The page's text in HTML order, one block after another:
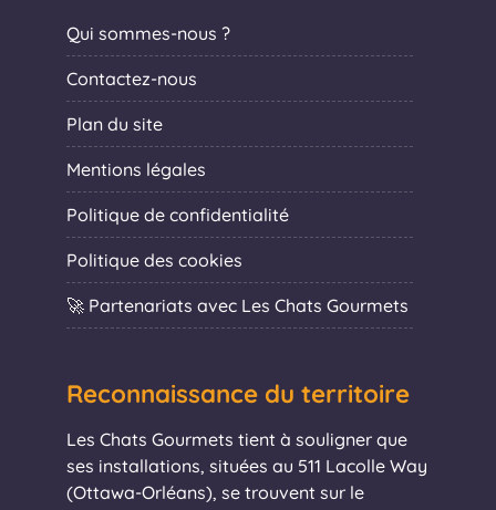
Qui sommes-nous ?
Contactez-nous
Plan du site
Mentions légales
Politique de confidentialité
Politique des cookies
🚀 Partenariats avec Les Chats Gourmets
Reconnaissance du territoire
Les Chats Gourmets tient à souligner que
ses installations, situées au 511 Lacolle Way
(Ottawa-Orléans), se trouvent sur le